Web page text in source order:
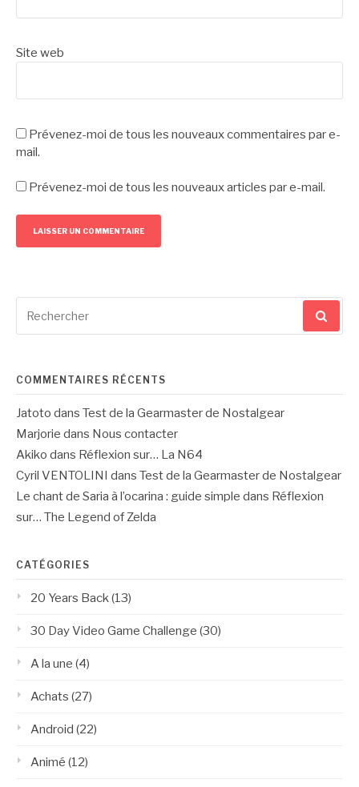
Site web
Prévenez-moi de tous les nouveaux commentaires par e-
mail.
Prévenez-moi de tous les nouveaux articles par e-mail.
pour
COMMENTAIRES RÉCENTS
Jatoto dans Test de la Gearmaster de Nostalgear
Marjorie dans Nous contacter
Akiko dans Réflexion sur… La N64
Cyril VENTOLINI dans Test de la Gearmaster de Nostalgear
Le chant de Saria à l’ocarina : guide simple dans Réflexion
sur… The Legend of Zelda
CATÉGORIES
20 Years Back(13)
30 Day Video Game Challenge (30)
A la une (4)
Achats (27)
Android (22)
Animé (12)